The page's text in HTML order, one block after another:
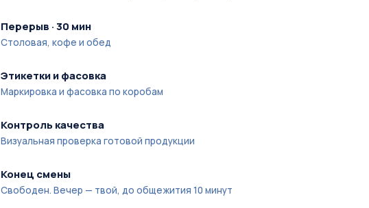
Перерыв · 30 мин
Столовая, кофе и обед
Этикетки и фасовка
Маркировка и фасовка по коробам
Контроль качества
Визуальная проверка готовой продукции
Конец смены
Свободен. Вечер — твой, до общежития 10 минут